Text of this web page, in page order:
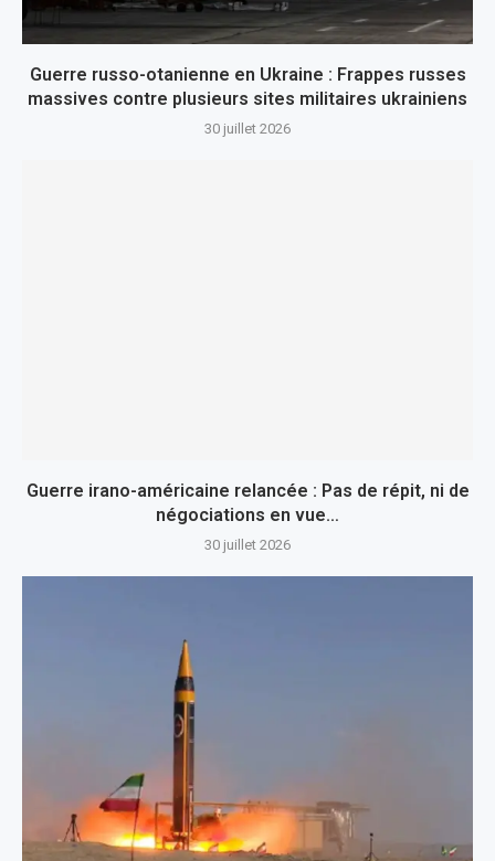
Guerre russo-otanienne en Ukraine : Frappes russes
massives contre plusieurs sites militaires ukrainiens
30 juillet 2026
Guerre irano-américaine relancée : Pas de répit, ni de
négociations en vue…
30 juillet 2026